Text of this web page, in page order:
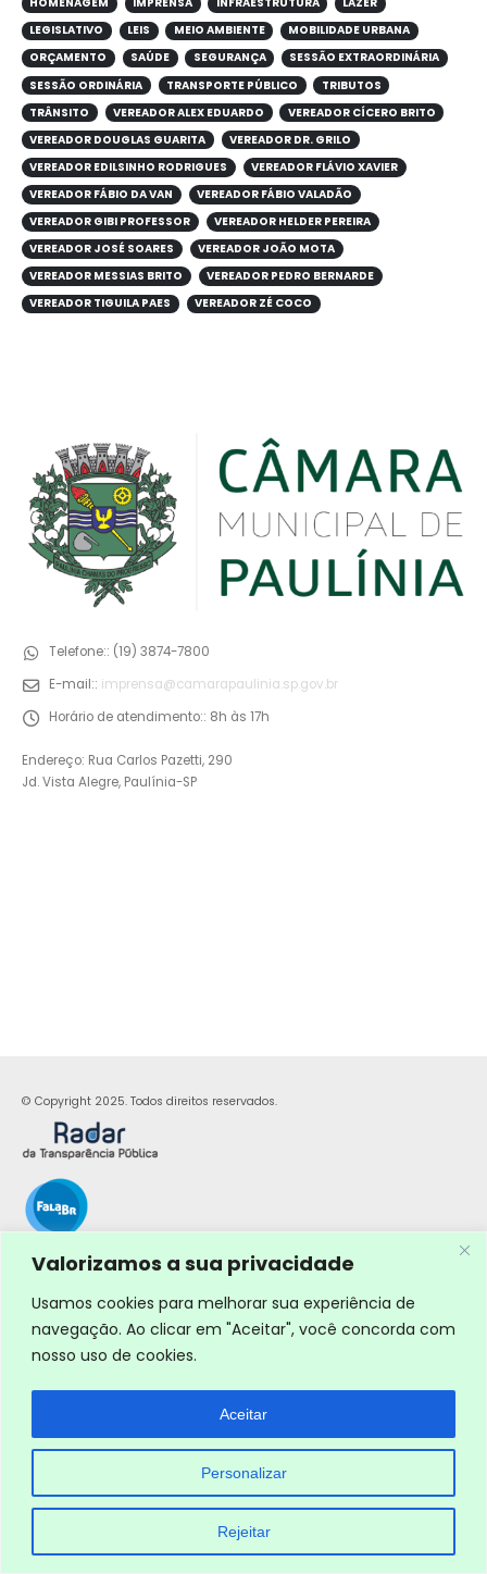
Valorizamos a sua privacidade
Usamos cookies para melhorar sua experiência de
navegação. Ao clicar em "Aceitar", você concorda com
nosso uso de cookies.
Personalizar
Rejeitar
Aceitar
LEGISLATIVO
LEIS MEIO AMBIENTE
MOBILIDADE URBANA
ORÇAMENTO
SAÚDE SEGURANÇA
SESSÃO EXTRAORDINÁRIA
SESSÃO ORDINÁRIA
TRANSPORTE PÚBLICO
TRIBUTOS
TRÂNSITO
VEREADOR ALEX EDUARDO
VEREADOR CÍCERO BRITO
VEREADOR DOUGLAS GUARITA
VEREADOR DR. GRILO
VEREADOR EDILSINHO RODRIGUES
VEREADOR FLÁVIO XAVIER
VEREADOR FÁBIO DA VAN
VEREADOR FÁBIO VALADÃO
VEREADOR GIBI PROFESSOR
VEREADOR HELDER PEREIRA
VEREADOR JOSÉ SOARES
VEREADOR JOÃO MOTA
VEREADOR MESSIAS BRITO
VEREADOR PEDRO BERNARDE
VEREADOR TIGUILA PAES
VEREADOR ZÉ COCO
Telefone:: (19) 3874-7800
E-mail:: imprensa@camarapaulinia.sp.gov.br
Horário de atendimento:: 8h às 17h
Endereço: Rua Carlos Pazetti, 290
Jd. Vista Alegre, Paulínia-SP
© Copyright 2025. Todos direitos reservados.